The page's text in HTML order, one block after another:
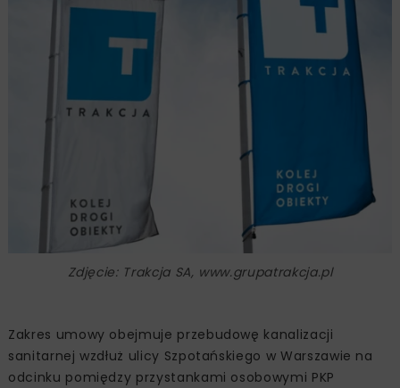
Zdjęcie: Trakcja SA, www.grupatrakcja.pl
Zakres umowy obejmuje przebudowę kanalizacji
sanitarnej wzdłuż ulicy Szpotańskiego w Warszawie na
odcinku pomiędzy przystankami osobowymi PKP